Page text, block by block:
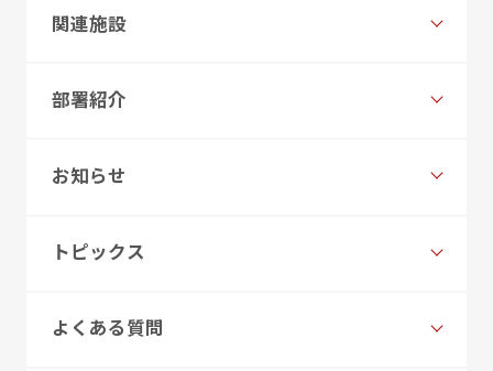
関連施設
部署紹介
お知らせ
トピックス
よくある質問